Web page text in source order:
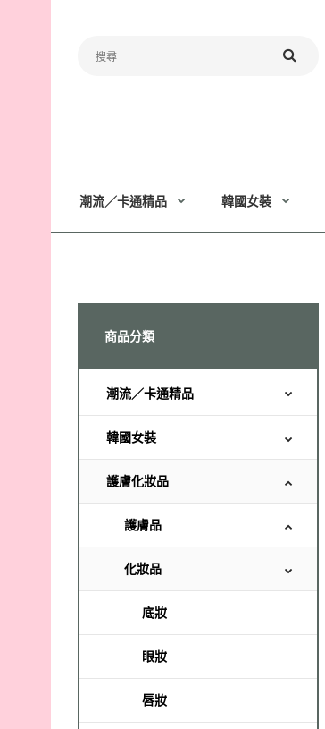
潮流／卡通精品 韓國女裝
商品分類
潮流／卡通精品
韓國女裝
護膚化妝品
護膚品
化妝品
底妝
眼妝
唇妝